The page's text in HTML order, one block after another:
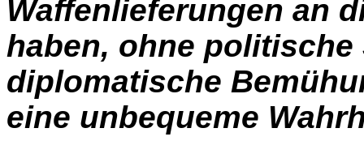
Waffenlieferungen an
haben, ohne politische
diplomatische
eine unbequeme